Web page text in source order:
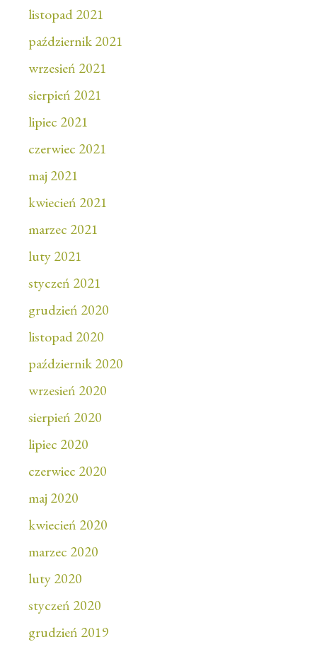
listopad 2021
październik 2021
wrzesień 2021
sierpień 2021
lipiec 2021
czerwiec 2021
maj 2021
kwiecień 2021
marzec 2021
luty 2021
styczeń 2021
grudzień 2020
listopad 2020
październik 2020
wrzesień 2020
sierpień 2020
lipiec 2020
czerwiec 2020
maj 2020
kwiecień 2020
marzec 2020
luty 2020
styczeń 2020
grudzień 2019